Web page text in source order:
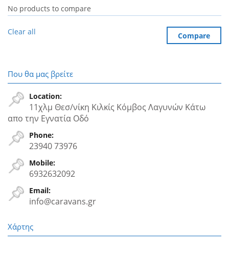
No products to compare
Clear all Compare
Που θα μας βρείτε
Location:
11χλμ Θεσ/νίκη Κιλκίς Κόμβος Λαγυνών Κάτω
απο την Εγνατία Oδό
Phone:
23940 73976
Mobile:
6932632092
Email:
info@caravans.gr
Χάρτης